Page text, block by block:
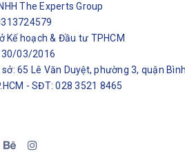
The Experts Group
Kế hoạch & Đầu tư TPHCM
30/03/2016
65 Lê Văn Duyệt, phường 3, quận Bình
- SĐT: 028 3521 8465